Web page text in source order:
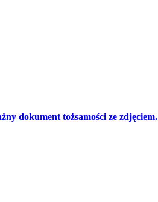
dokument tożsamości ze zdjęciem.